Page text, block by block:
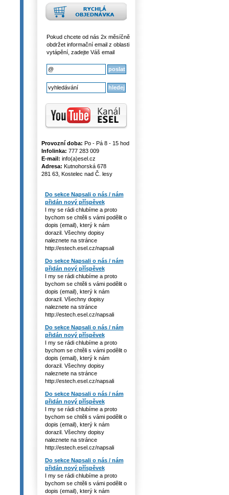
Pokud chcete od nás 2x měsíčně
obdržet informační email z oblasti
vytápění, zadejte Váš email
Provozní doba: Po - Pá 8 - 15 hod
Infolinka: 777 283 009
E-mail: info(a)esel.cz
Adresa: Kutnohorská 678
281 63, Kostelec nad Č. lesy
Do sekce Napsali o nás / nám
přidán nový příspěvek
I my se rádi chlubíme a proto
bychom se chtěli s vámi podělit o
dopis (email), který k nám
dorazil. Všechny dopisy
naleznete na stránce
http://estech.esel.cz/napsali
Do sekce Napsali o nás / nám
přidán nový příspěvek
I my se rádi chlubíme a proto
bychom se chtěli s vámi podělit o
dopis (email), který k nám
dorazil. Všechny dopisy
naleznete na stránce
http://estech.esel.cz/napsali
Do sekce Napsali o nás / nám
přidán nový příspěvek
I my se rádi chlubíme a proto
bychom se chtěli s vámi podělit o
dopis (email), který k nám
dorazil. Všechny dopisy
naleznete na stránce
http://estech.esel.cz/napsali
Do sekce Napsali o nás / nám
přidán nový příspěvek
I my se rádi chlubíme a proto
bychom se chtěli s vámi podělit o
dopis (email), který k nám
dorazil. Všechny dopisy
naleznete na stránce
http://estech.esel.cz/napsali
Do sekce Napsali o nás / nám
přidán nový příspěvek
I my se rádi chlubíme a proto
bychom se chtěli s vámi podělit o
dopis (email), který k nám